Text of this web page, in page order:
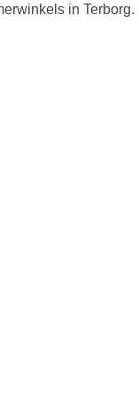
in Terborg.